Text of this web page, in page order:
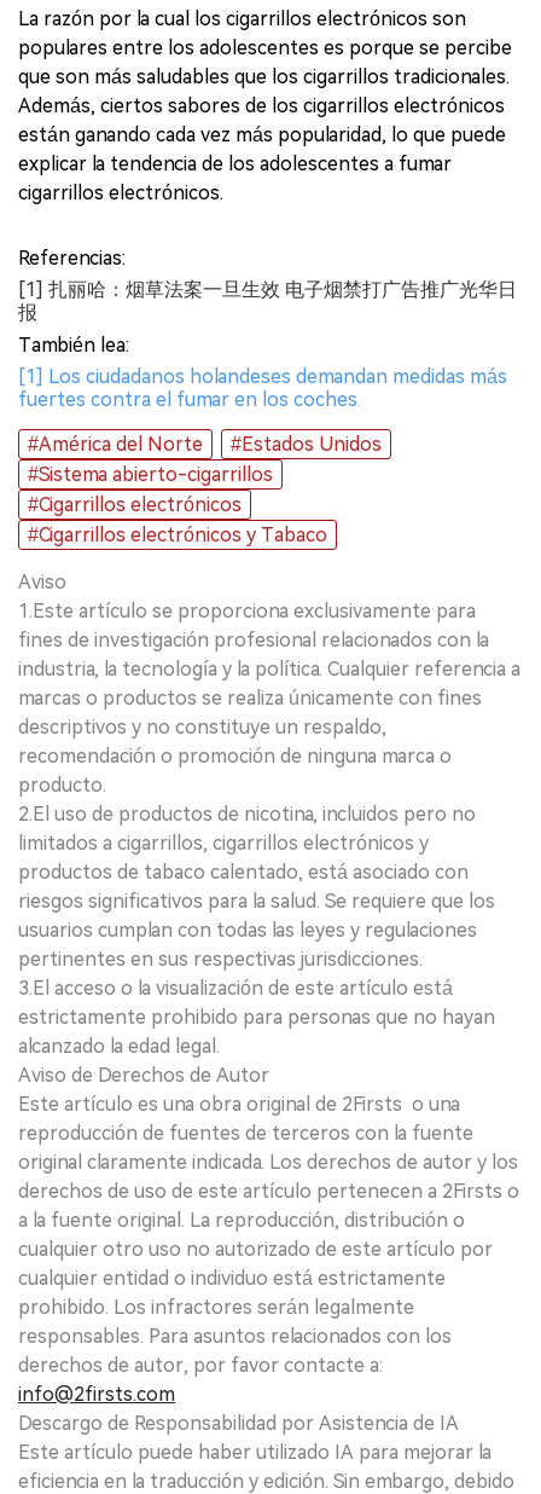
La razón por la cual los cigarrillos electrónicos son
populares entre los adolescentes es porque se percibe
que son más saludables que los cigarrillos tradicionales.
Además, ciertos sabores de los cigarrillos electrónicos
están ganando cada vez más popularidad, lo que puede
explicar la tendencia de los adolescentes a fumar
cigarrillos electrónicos.
Referencias:
[1] 扎丽哈：烟草法案一旦生效 电子烟禁打广告推广光华日
报
También lea:
[1] Los ciudadanos holandeses demandan medidas más
fuertes contra el fumar en los coches.
#América del Norte
#Estados Unidos
#Sistema abierto-cigarrillos
#Cigarrillos electrónicos
#Cigarrillos electrónicos y Tabaco
Aviso
1.Este artículo se proporciona exclusivamente para
fines de investigación profesional relacionados con la
industria, la tecnología y la política. Cualquier referencia a
marcas o productos se realiza únicamente con fines
descriptivos y no constituye un respaldo,
recomendación o promoción de ninguna marca o
producto.
2.El uso de productos de nicotina, incluidos pero no
limitados a cigarrillos, cigarrillos electrónicos y
productos de tabaco calentado, está asociado con
riesgos significativos para la salud. Se requiere que los
usuarios cumplan con todas las leyes y regulaciones
pertinentes en sus respectivas jurisdicciones.
3.El acceso o la visualización de este artículo está
estrictamente prohibido para personas que no hayan
alcanzado la edad legal.
Aviso de Derechos de Autor
Este artículo es una obra original de 2Firsts o una
reproducción de fuentes de terceros con la fuente
original claramente indicada. Los derechos de autor y los
derechos de uso de este artículo pertenecen a 2Firsts o
a la fuente original. La reproducción, distribución o
cualquier otro uso no autorizado de este artículo por
cualquier entidad o individuo está estrictamente
prohibido. Los infractores serán legalmente
responsables. Para asuntos relacionados con los
derechos de autor, por favor contacte a:
info@2firsts.com
Descargo de Responsabilidad por Asistencia de IA
Este artículo puede haber utilizado IA para mejorar la
eficiencia en la traducción y edición. Sin embargo, debido